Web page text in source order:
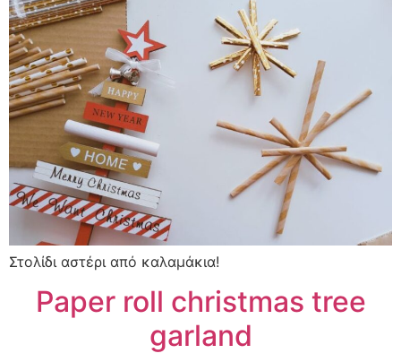
Στολίδι αστέρι από καλαμάκια!
Paper roll christmas tree
garland